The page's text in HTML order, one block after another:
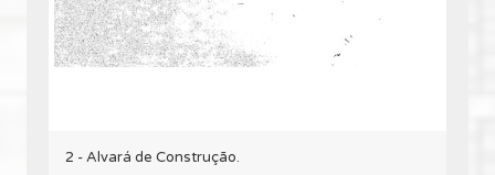
2 - Alvará de Construção.